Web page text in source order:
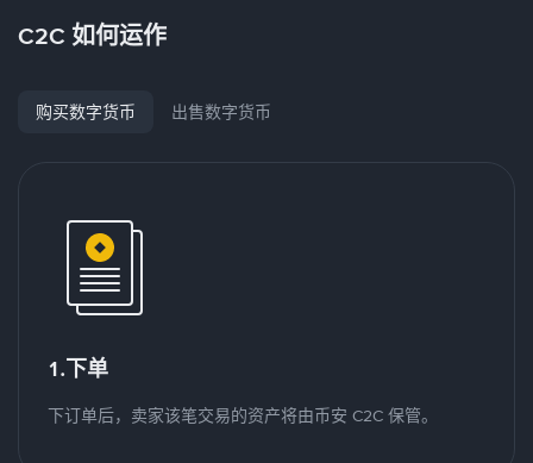
C2C 如何运作
购买数字货币 出售数字货币
1.下单
下订单后，卖家该笔交易的资产将由币安 C2C 保管。